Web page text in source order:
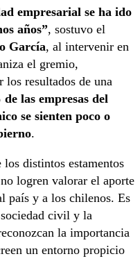
empresarial se ha ido
años”, sostuvo el
García, al intervenir en
el gremio,
los resultados de una
las empresas del
se sienten poco o
.
distintos estamentos
logren valorar el aporte
país y a los chilenos. Es
civil y la
la importancia
un entorno propicio